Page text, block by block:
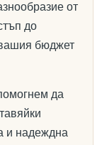
от
до
бюджет
да
и надеждна